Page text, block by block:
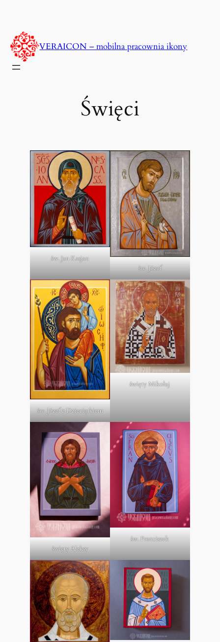
treści
VERAICON – mobilna pracownia ikony
Święci
św. Jan Kasjan
św. Józef
św. Józef z Dzieciątkiem
święty Mikołaj
święty Aleksy
św. Franciszek